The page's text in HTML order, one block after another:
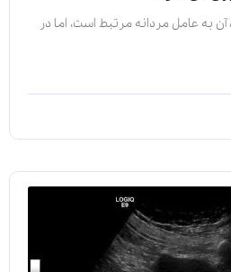
آن به عامل مردانه مرتبط است، اما در